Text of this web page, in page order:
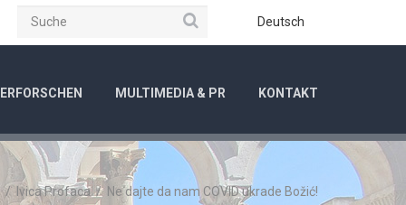
Deutsch
Suche
ERFORSCHEN MULTIMEDIA & PR KONTAKT
/ Ivica Profaca/ Ne dajte da nam COVID ukrade Božić!